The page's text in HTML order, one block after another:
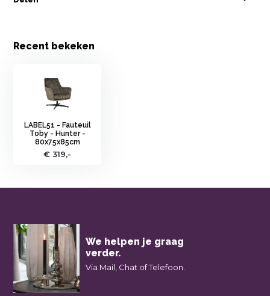
Recent bekeken
LABEL51 - Fauteuil
Toby - Hunter -
80x75x85cm
€ 319,-
We helpen je graag
verder.
Via Mail, Chat of Telefoon.